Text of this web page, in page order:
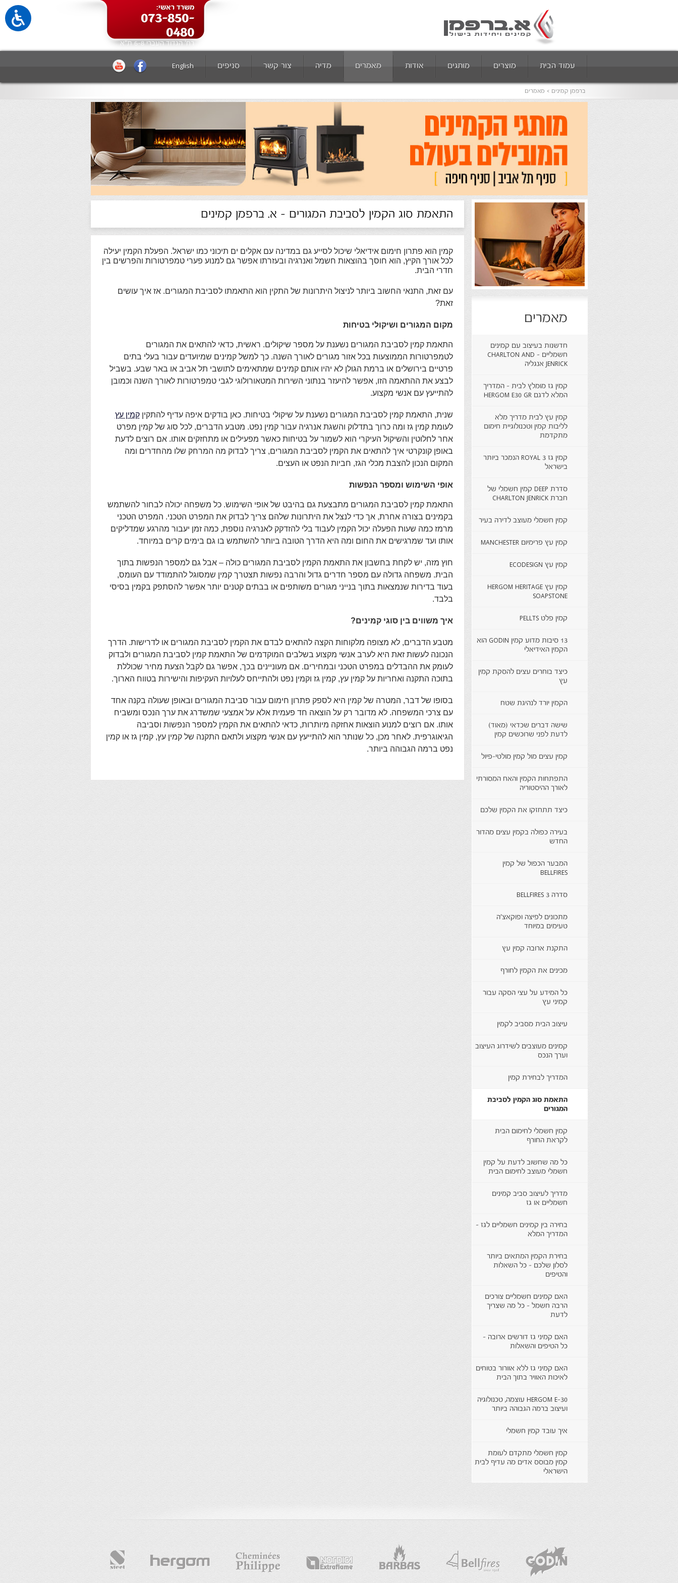
משרד ראשי:
073-850-
0480
רח' הגדוד העברי 6-8 ת"א
עמוד הבית מוצרים מותגים אודות מאמרים מדיה צור קשר סניפים English
ברפמן קמינים מאמרים
התאמת סוג הקמין לסביבת המגורים - א. ברפמן קמינים
קמין הוא פתרון חימום אידיאלי שיכול לסייע גם במדינה עם אקלים ים תיכוני כמו ישראל. הפעלת הקמין יעילה
לכל אורך הקיץ, הוא חוסך בהוצאות חשמל ואנרגיה ובעזרתו אפשר גם למנוע פערי טמפרטורות והפרשים בין
חדרי הבית.
עם זאת, התנאי החשוב ביותר לניצול היתרונות של התקין הוא התאמתו לסביבת המגורים. אז איך עושים
זאת?
מקום המגורים ושיקולי בטיחות
התאמת קמין לסביבת המגורים נשענת על מספר שיקולים. ראשית, כדאי להתאים את המגורים
לטמפרטורות הממוצעות בכל אזור מגורים לאורך השנה. כך למשל קמינים שמיועדים עבור בעלי בתים
פרטיים בירושלים או ברמת הגולן לא יהיו אותם קמינים שמתאימים לתושבי תל אביב או באר שבע. בשביל
לבצע את ההתאמה הזו, אפשר להיעזר בנתוני השירות המטאורולוגי לגבי טמפרטורות לאורך השנה וכמובן
להתייעץ עם אנשי מקצוע.
שנית, התאמת קמין לסביבת המגורים נשענת על שיקולי בטיחות. כאן בודקים איפה עדיף להתקיןקמין עץ
לעומת קמין גז ומה כרוך בתדלוק והשגת אנרגיה עבור קמין נפט. מטבע הדברים, לכל סוג של קמין מפרט
אחר לחלוטין והשיקול העיקרי הוא לשמור על בטיחות כאשר מפעילים או מתחזקים אותו. אם רוצים לדעת
באופן קונקרטי איך להתאים את הקמין לסביבת המגורים, צריך לבדוק מה המרחק שלו מהחדרים ומה
המקום הנכון להצבת מכלי הגז, חביות הנפט או העצים.
אופי השימוש ומספר הנפשות
התאמת קמין לסביבת המגורים מתבצעת גם בהיבט של אופי השימוש. כל משפחה יכולה לבחור להשתמש
בקמינים בצורה אחרת, אך כדי לנצל את היתרונות שלהם צריך לבדוק את המפרט הטכני. המפרט הטכני
מרמז כמה שעות הפעלה יכול הקמין לעבוד בלי להזדקק לאנרגיה נוספת, כמה זמן יעבור מהרגע שמדליקים
אותו ועד שמרגישים את החום ומה היא הדרך הטובה ביותר להשתמש בו גם בימים קרים במיוחד.
חוץ מזה, יש לקחת בחשבון את התאמת הקמין לסביבת המגורים כולה – אבל גם למספר הנפשות בתוך
הבית. משפחה גדולה עם מספר חדרים גדול והרבה נפשות תצטרך קמין שמסוגל להתמודד עם העומס,
בעוד בדירות שנמצאות בתוך בנייני מגורים משותפים או בבתים קטנים יותר אפשר להסתפק בקמין בסיסי
בלבד.
איך משווים בין סוגי קמינים?
מטבע הדברים, לא מצופה מלקוחות הקצה להתאים לבדם את הקמין לסביבת המגורים או לדרישות. הדרך
הנכונה לעשות זאת היא לערב אנשי מקצוע בשלבים המוקדמים של התאמת קמין לסביבת המגורים ולבדוק
לעומק את ההבדלים במפרט הטכני ובמחירים. אם מעוניינים בכך, אפשר גם לקבל הצעת מחיר שכוללת
בתוכה התקנה ואחריות על קמין עץ, קמין גז וקמין נפט ולהתייחס לעלויות העקיפות והישירות בטווח הארוך.
בסופו של דבר, המטרה של קמין היא לספק פתרון חימום עבור סביבת המגורים ובאופן שעולה בקנה אחד
עם צרכי המשפחה. לא מדובר רק על הוצאה חד פעמית אלא על אמצעי שמשדרג את ערך הנכס ומשביח
אותו. אם רוצים למנוע הוצאות אחזקה מיותרות, כדאי להתאים את הקמין למספר הנפשות וסביבה
הגיאוגרפית. לאחר מכן, כל שנותר הוא להתייעץ עם אנשי מקצוע ולתאם התקנה של קמין עץ, קמין גז או קמין
נפט ברמה הגבוהה ביותר.
מאמרים
חדשנות בעיצוב עם קמינים
חשמליים - CHARLTON AND
JENRICK אנגליה
קמין גז מומלץ לבית - המדריך
המלא לדגם HERGOM E30 GR
קמין עץ לבית מדריך מלא
לליבות קמין וטכנולוגיית חימום
מתקדמת
קמין גז ROYAL 3 הנמכר ביותר
בישראל
סדרת DEEP קמין חשמלי של
חברת CHARLTON JENRICK
קמין חשמלי מעוצב לדירה בעיר
קמין עץ פרימיום MANCHESTER
קמין עץ ECODESIGN
קמין עץ HERGOM HERITAGE
SOAPSTONE
קמין פלט PELLTS
13 סיבות מדוע קמין GODIN הוא
הקמין האידיאלי
כיצד בוחרים עצים להסקת קמין
עץ
הקמין יורד לנהיגת שטח
שישה דברים שכדאי (מאוד)
לדעת לפני שרוכשים קמין
קמין עצים מול קמין מולטי-פיול
התפתחות הקמין והאח המסורתי
לאורך ההיסטוריה
כיצד תתחזקו את הקמין שלכם
בעירה כפולה בקמין עצים מהדור
החדש
המבער הכפול של קמין
BELLFIRES
סדרה 3 BELLFIRES
מתכונים לפיצה ופוקאצ'ה
טעימים במיוחד
התקנת ארובה קמין עץ
מכינים את הקמין לחורף
כל המידע על עצי הסקה עבור
קמיני עץ
עיצוב הבית מסביב לקמין
קמינים מעוצבים לשידרוג העיצוב
וערך הנכס
המדריך לבחירת קמין
התאמת סוג הקמין לסביבת
המגורים
קמין חשמלי לחימום הבית
לקראת החורף
כל מה שחשוב לדעת על קמין
חשמלי מעוצב לחימום הבית
מדריך לעיצוב סביב קמינים
חשמליים או גז
בחירה בין קמינים חשמליים לגז -
המדריך המלא
בחירת הקמין המתאים ביותר
לסלון שלכם - כל השאלות
והטיפים
האם קמינים חשמליים צורכים
הרבה חשמל - כל מה שצריך
לדעת
האם קמיני גז דורשים ארובה -
כל הטיפים והשאלות
האם קמיני גז ללא אוורור בטוחים
לאיכות האוויר בתוך הבית
HERGOM E-30 עוצמה, טכנולוגיה
ועיצוב ברמה הגבוהה ביותר
איך עובד קמין חשמלי
קמין חשמלי מתקדם לעומת
קמין מבוסס אדים מה עדיף לבית
הישראלי